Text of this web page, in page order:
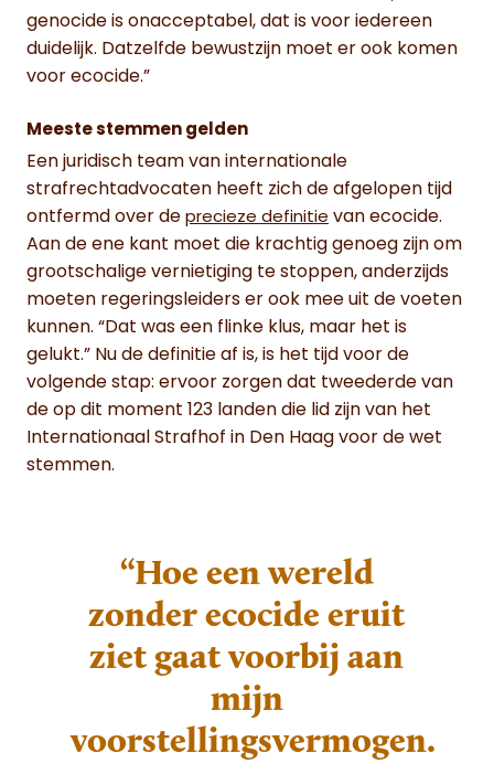
genocide is onacceptabel, dat is voor iedereen
duidelijk. Datzelfde bewustzijn moet er ook komen
voor ecocide.”
Meeste stemmen gelden
Een juridisch team van internationale
strafrechtadvocaten heeft zich de afgelopen tijd
ontfermd over de precieze definitie van ecocide.
Aan de ene kant moet die krachtig genoeg zijn om
grootschalige vernietiging te stoppen, anderzijds
moeten regeringsleiders er ook mee uit de voeten
kunnen. “Dat was een flinke klus, maar het is
gelukt.” Nu de definitie af is, is het tijd voor de
volgende stap: ervoor zorgen dat tweederde van
de op dit moment 123 landen die lid zijn van het
Internationaal Strafhof in Den Haag voor de wet
stemmen.
“Hoe een wereld
zonder ecocide eruit
ziet gaat voorbij aan
mijn
voorstellingsvermogen.